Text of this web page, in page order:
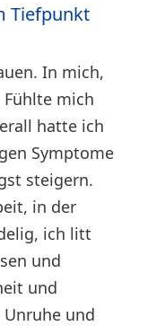
Tiefpunkt
In mich,
mich
hatte ich
Symptome
steigern.
in der
ich litt
und
und
und